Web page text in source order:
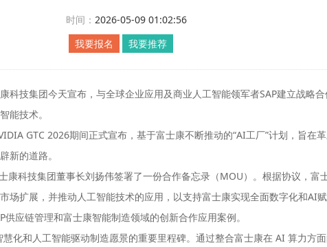
时间： 2026-05-09 01:02:56
我要报名
我要推荐
科技集团今天宣布，与全球企业应用及商业人工智能领军者SAP建立战略
能技术。
GTC 2026期间正式宣布，基于富士康不断推动的“AI工厂”计划，旨在
新的道路。
科技集团董事长刘扬伟签署了一份合作备忘录（MOU）。根据协议，富
场扩展，并推动人工智能技术的应用，以支持富士康实现全面数字化和AI赋
应链管理和富士康智能制造领域的创新合作应用案例。
化和人工智能驱动制造愿景的重要里程碑。通过整合富士康在 AI 算力方